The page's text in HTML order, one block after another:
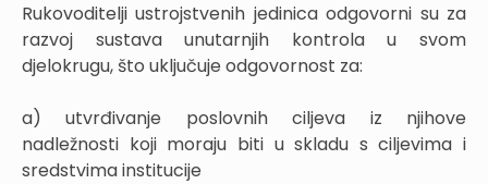
Rukovoditelji ustrojstvenih jedinica odgovorni su za
razvoj sustava unutarnjih kontrola u svom
djelokrugu, što uključuje odgovornost za:
a) utvrđivanje poslovnih ciljeva iz njihove
nadležnosti koji moraju biti u skladu s ciljevima i
sredstvima institucije